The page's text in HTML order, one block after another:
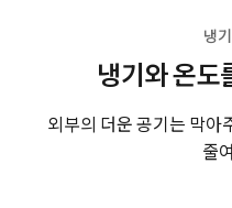
냉
냉기와 온도
외부의 더운 공기는 막아
줄